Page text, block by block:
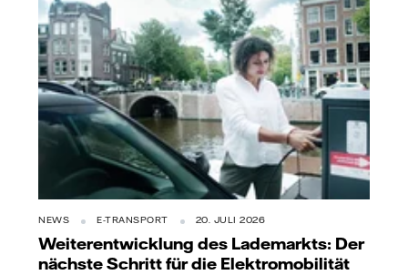
NEWS E-TRANSPORT 20. JULI 2026
Weiterentwicklung des Lademarkts: Der
nächste Schritt für die Elektromobilität